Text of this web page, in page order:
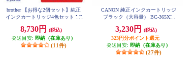
brother 【お得な2個セット】純正
インクカートリッジ4色セット LC
8,730円
(税込)
発送目安: 即納（在庫あり）
(11件)
CANON 純正インクカートリッジ
ブラック（大容量） BC-365XL
3,230円
(税込)
323円分ポイント還元
発送目安: 即納（在庫あり）
(27件)